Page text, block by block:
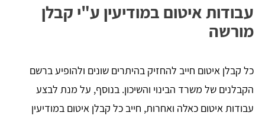
עבודות איטום במודיעין ע"י קבלן
מורשה
כל קבלן איטום חייב להחזיק בהיתרים שונים ולהופיע ברשם
הקבלנים של משרד הבינוי והשיכון. בנוסף, על מנת לבצע
עבודות איטום כאלה ואחרות, חייב כל קבלן איטום במודיעין